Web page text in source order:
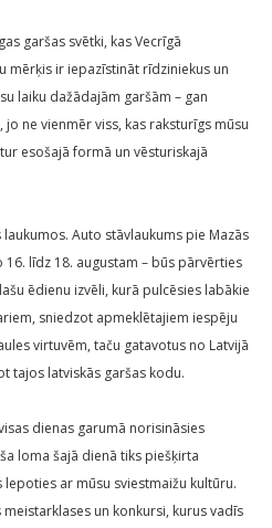
garšas svētki, kas Vecrīgā
mērķis ir iepazīstināt rīdziniekus un
laiku dažādajām garšām – gan
ne vienmēr viss, kas raksturīgs mūsu
esošajā formā un vēsturiskajā
Auto stāvlaukums pie Mazās
16. līdz 18. augustam – būs pārvērties
ēdienu izvēli, kurā pulcēsies labākie
sniedzot apmeklētajiem iespēju
virtuvēm, taču gatavotus no Latvijā
tajos latviskās garšas kodu.
dienas garumā norisināsies
loma šajā dienā tiks piešķirta
ar mūsu sviestmaižu kultūru.
un konkursi, kurus vadīs